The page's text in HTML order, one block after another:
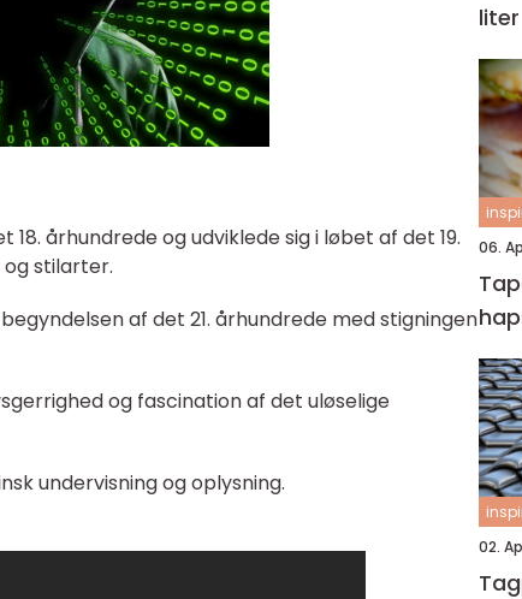
århundrede og udviklede sig i løbet af det 19.
stilarter.
af det 21. århundrede med stigningen
og fascination af det uløselige
undervisning og oplysning.
liter
06.
02.